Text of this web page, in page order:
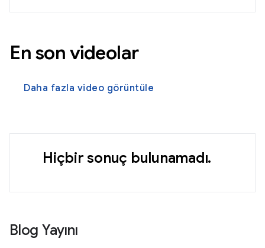
En son videolar
Daha fazla video görüntüle
Hiçbir sonuç bulunamadı.
Blog Yayını